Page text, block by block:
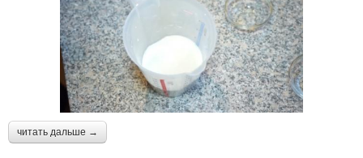
читать дальше →